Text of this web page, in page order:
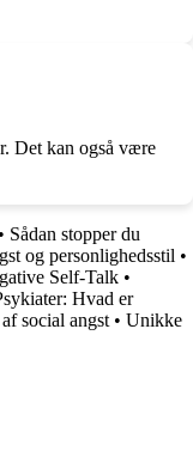
Det kan også være
• Sådan stopper du
og personlighedsstil •
Self-Talk •
Hvad er
social angst • Unikke